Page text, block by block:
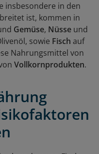
insbesondere in den
ist, kommen in
Gemüse, Nüsse und
sowie Fisch auf
Nahrungsmittel von
Vollkornprodukten.